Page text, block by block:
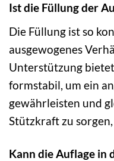
Ist die Füllung der
Die Füllung ist so
ausgewogenes
Unterstützung
formstabil, um ein
gewährleisten und
Stützkraft zu
Kann die Auflage in